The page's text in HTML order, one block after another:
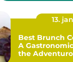
13. jan
Best Brunch
A
the